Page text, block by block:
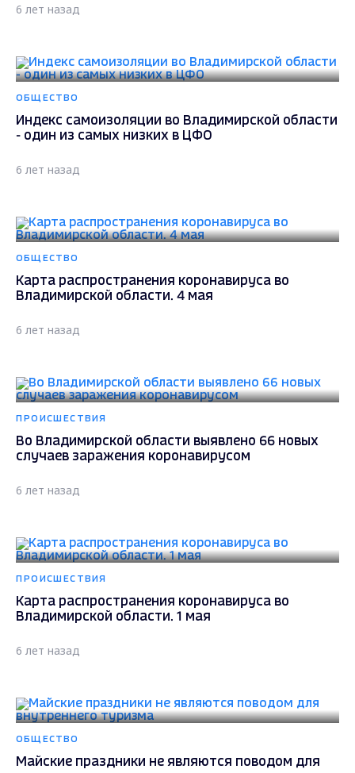
6 лет назад
ОБЩЕСТВО
Индекс самоизоляции во Владимирской области
- один из самых низких в ЦФО
6 лет назад
ОБЩЕСТВО
Карта распространения коронавируса во
Владимирской области. 4 мая
6 лет назад
ПРОИСШЕСТВИЯ
Во Владимирской области выявлено 66 новых
случаев заражения коронавирусом
6 лет назад
ПРОИСШЕСТВИЯ
Карта распространения коронавируса во
Владимирской области. 1 мая
6 лет назад
ОБЩЕСТВО
Майские праздники не являются поводом для